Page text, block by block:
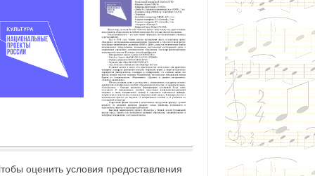
оценить условия предоставления